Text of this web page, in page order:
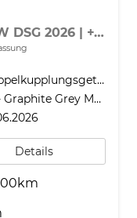
Selection 1.5 TSI 150PS/110kW DSG 2026 | +TravelAssist +RFK & Parksensoren +Var. Gepäckraumboden
Doppelkupplungsgetriebe (DSG)
5X - Graphite Grey Met.
Details